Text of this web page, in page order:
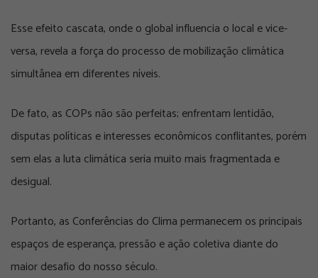
Esse efeito cascata, onde o global influencia o local e vice-
versa, revela a força do processo de mobilização climática
simultânea em diferentes níveis.
De fato, as COPs não são perfeitas; enfrentam lentidão,
disputas políticas e interesses econômicos conflitantes, porém
sem elas a luta climática seria muito mais fragmentada e
desigual.
Portanto, as Conferências do Clima permanecem os principais
espaços de esperança, pressão e ação coletiva diante do
maior desafio do nosso século.